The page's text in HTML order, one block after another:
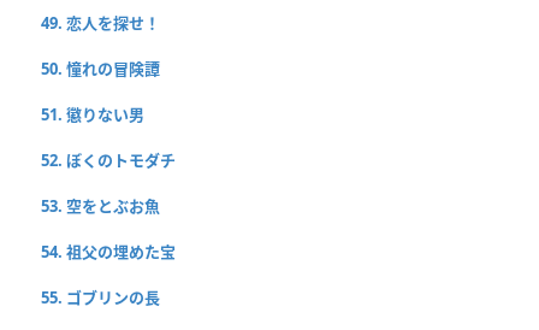
49. 恋人を探せ！
50. 憧れの冒険譚
51. 懲りない男
52. ぼくのトモダチ
53. 空をとぶお魚
54. 祖父の埋めた宝
55. ゴブリンの長